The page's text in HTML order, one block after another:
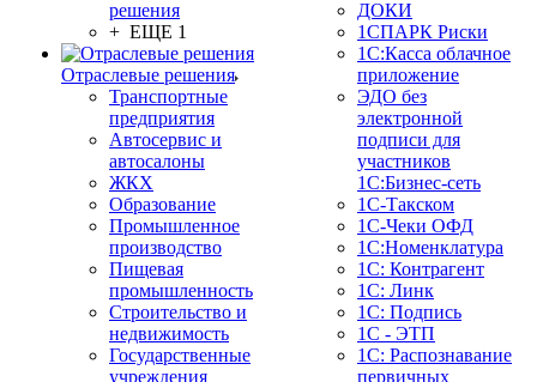
решения
+ ЕЩЕ 1
Отраслевые решения
Транспортные
предприятия
Автосервис и
автосалоны
ЖКХ
Образование
Промышленное
производство
Пищевая
промышленность
Строительство и
недвижимость
Государственные
учреждения
ДОКИ
1СПАРК Риски
1С:Касса облачное
приложение
ЭДО без
электронной
подписи для
участников
1С:Бизнес-сеть
1С-Такском
1С-Чеки ОФД
1С:Номенклатура
1С: Контрагент
1С: Линк
1С: Подпись
1С - ЭТП
1С: Распознавание
первичных